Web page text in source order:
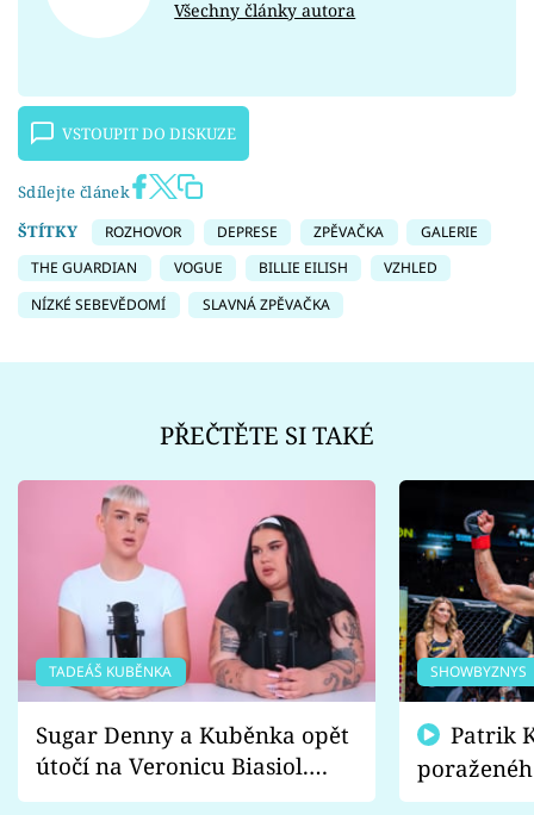
Všechny články autora
VSTOUPIT DO DISKUZE
Sdílejte článek
ŠTÍTKY
ROZHOVOR DEPRESE ZPĚVAČKA
GALERIE
THE GUARDIAN
VOGUE BILLIE EILISH
VZHLED
NÍZKÉ SEBEVĚDOMÍ
SLAVNÁ ZPĚVAČKA
PŘEČTĚTE SI TAKÉ
TADEÁŠ KUBĚNKA
Sugar Denny a Kuběnka opět
útočí na Veronicu Biasiol.
Proč je podle nich falešná a
SHOWBYZNYS
fanoušci